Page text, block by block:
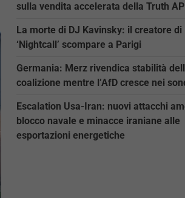
sulla vendita accelerata della Truth API
La morte di DJ Kavinsky: il creatore di
‘Nightcall’ scompare a Parigi
Germania: Merz rivendica stabilità
coalizione mentre l’AfD cresce nei
Escalation Usa-Iran: nuovi attacchi
blocco navale e minacce iraniane alle
esportazioni energetiche